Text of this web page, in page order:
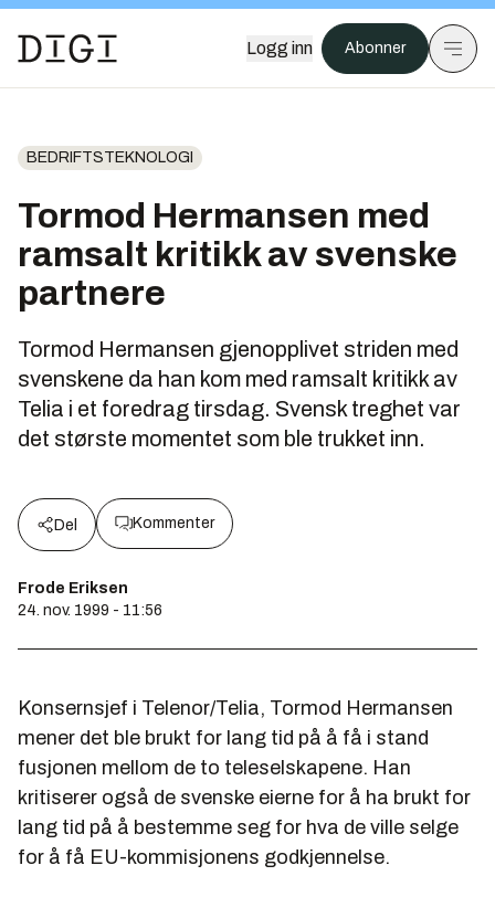
Logg inn Abonner
BEDRIFTSTEKNOLOGI
Tormod Hermansen med
ramsalt kritikk av svenske
partnere
Tormod Hermansen gjenopplivet striden med
svenskene da han kom med ramsalt kritikk av
Telia i et foredrag tirsdag. Svensk treghet var
det største momentet som ble trukket inn.
Del Kommenter
Frode Eriksen
24. nov. 1999 - 11:56
Konsernsjef i Telenor/Telia, Tormod Hermansen
mener det ble brukt for lang tid på å få i stand
fusjonen mellom de to teleselskapene. Han
kritiserer også de svenske eierne for å ha brukt for
lang tid på å bestemme seg for hva de ville selge
for å få EU-kommisjonens godkjennelse.